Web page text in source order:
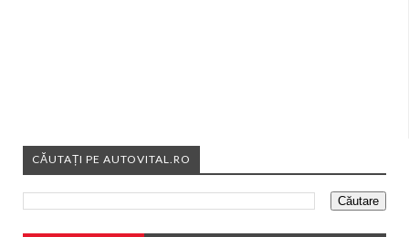
CĂUTAȚI PE AUTOVITAL.RO